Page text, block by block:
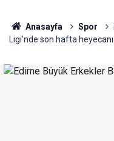
Anasayfa Spor
Ligi'nde son hafta heyecanı